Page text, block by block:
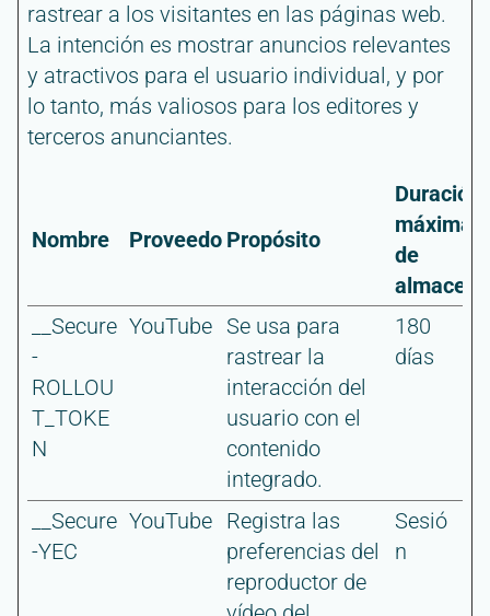
rastrear a los visitantes en las páginas web.
La intención es mostrar anuncios relevantes
y atractivos para el usuario individual, y por
lo tanto, más valiosos para los editores y
terceros anunciantes.
Nombre ProveedorPropósito
Duración
máxima
de
__Secure
-
ROLLOU
T_TOKE
N
YouTube Se usa para
rastrear la
interacción del
usuario con el
contenido
integrado.
180
días
__Secure
-YEC
YouTube Registra las
preferencias del
reproductor de
Sesió
n